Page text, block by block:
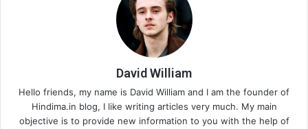
David William
Hello friends, my name is David William and I am the founder of
Hindima.in blog, I like writing articles very much. My main
objective is to provide new information to you with the help of